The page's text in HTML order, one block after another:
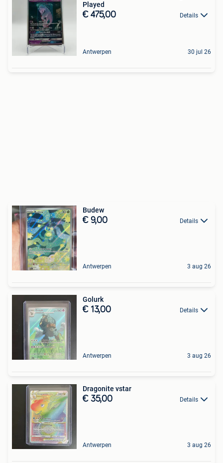
Played
€ 475,00 Details
Antwerpen 30 jul 26
Budew
€ 9,00 Details
Antwerpen 3 aug 26
Golurk
€ 13,00 Details
Antwerpen 3 aug 26
Dragonite vstar
€ 35,00 Details
Antwerpen 3 aug 26